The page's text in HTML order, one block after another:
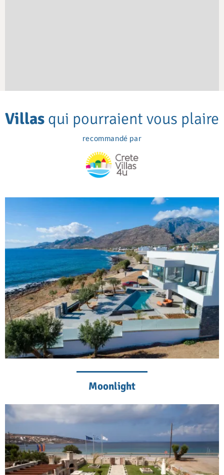
Villas qui pourraient vous plaire
recommandé par
Moonlight